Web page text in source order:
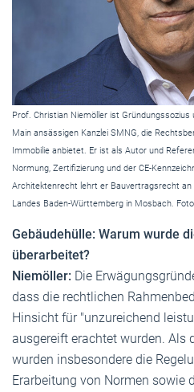
Prof. Christian Niemöller ist
Main ansässigen Kanzlei SMNG, die
Immobilie anbietet. Er ist als Autor und
Normung, Zertifizierung und der CE-
Architektenrecht lehrt er Bauvertragsrecht
Landes Baden-Württemberg in Mosbach.
Gebäudehülle: Warum wurde
überarbeitet?
Niemöller: Die
dass die rechtlichen
Hinsicht für "unzureichend
ausgereift erachtet wurden. Als
wurden insbesondere die
Erarbeitung von Normen sowie